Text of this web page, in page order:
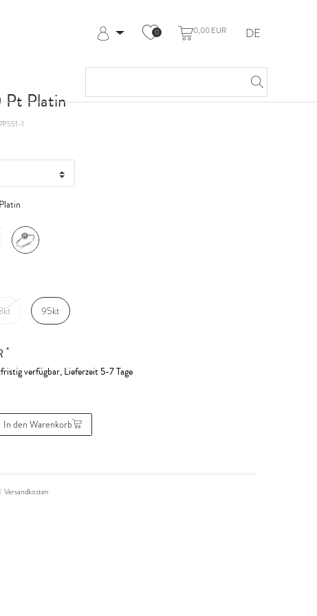
Registrieren
Hilfe & Kontakt
0 0,00 EUR DE
Pt Platin
1
Platin
95kt
*
verfügbar, Lieferzeit 5-7 Tage
In den Warenkorb
Versandkosten